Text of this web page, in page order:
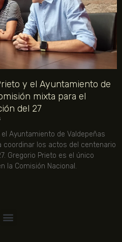
y el Ayuntamiento de
mixta para el
del 27
Ayuntamiento de Valdepeñas
los actos del centenario
Gregorio Prieto es el único
la Comisión Nacional.